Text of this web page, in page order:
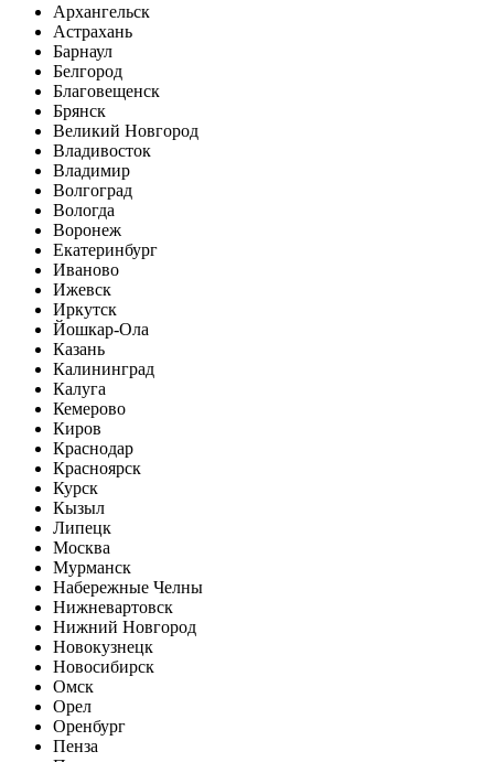
Архангельск
Астрахань
Барнаул
Белгород
Благовещенск
Брянск
Великий Новгород
Владивосток
Владимир
Волгоград
Вологда
Воронеж
Екатеринбург
Иваново
Ижевск
Иркутск
Йошкар-Ола
Казань
Калининград
Калуга
Кемерово
Киров
Краснодар
Красноярск
Курск
Кызыл
Липецк
Москва
Мурманск
Набережные Челны
Нижневартовск
Нижний Новгород
Новокузнецк
Новосибирск
Омск
Орел
Оренбург
Пенза